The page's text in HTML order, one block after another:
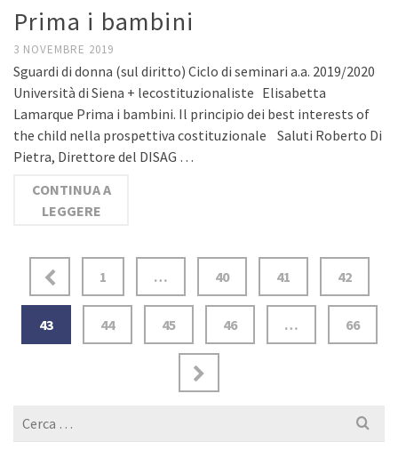
Prima i bambini
3 NOVEMBRE 2019
Sguardi di donna (sul diritto) Ciclo di seminari a.a. 2019/2020
Università di Siena + lecostituzionaliste Elisabetta
Lamarque Prima i bambini. Il principio dei best interests of
the child nella prospettiva costituzionale Saluti Roberto Di
Pietra, Direttore del DISAG …
CONTINUA A
LEGGERE
1 … 40 41 42
43 44 45 46 … 66
Cerca